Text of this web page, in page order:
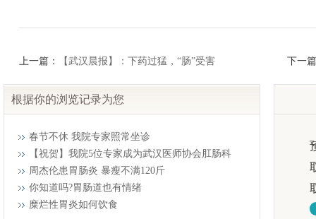
上一篇： 【武汉晨报】：下药过猛，“肠”受害 下一
根据你的浏览记录为您
春节不休 我院专家照常坐诊
【祝贺】我院5位专家成为武汉医师协会肛肠科
周杰伦患胃肠炎 暴瘦不满120斤
你知道吗?胃肠道也有情绪
糜烂性胃炎如何饮食